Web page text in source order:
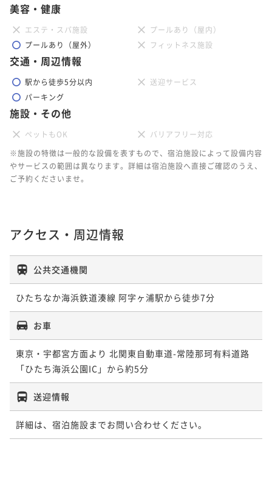
美容・健康
エステ・スパ施設
プールあり（屋内）
プールあり（屋外）
フィットネス施設
交通・周辺情報
駅から徒歩5分以内
送迎サービス
パーキング
施設・その他
ペットもOK
バリアフリー対応
※施設の特徴は一般的な設備を表すもので、宿泊施設によって設備内容
やサービスの範囲は異なります。詳細は宿泊施設へ直接ご確認のうえ、
ご予約くださいませ。
アクセス・周辺情報
公共交通機関
お車
東京・宇都宮方面より 北関東自動車道-常陸那珂有料道路
「ひたち海浜公園IC」から約5分
送迎情報
詳細は、宿泊施設までお問い合わせください。